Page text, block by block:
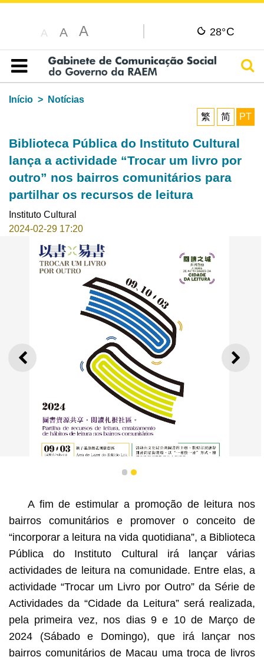
A A A 28°C
Índice
Início
Notícias
繁
简 PT
Biblioteca Pública do Instituto Cultural
lança a actividade “Trocar um livro por
outro” nos bairros comunitários para
partilhar os recursos de leitura
Instituto Cultural
2024-02-29 17:20
ANTERIOR
Biblioteca Pública do Instituto Cultural lança a actividade
“Trocar um livro por outro” nos bairros comunitários para
partilhar os recursos de leitura
1 2
A fim de estimular a promoção de leitura nos
bairros comunitários e promover o conceito de
“incorporar a leitura na vida quotidiana”, a Biblioteca
Pública do Instituto Cultural irá lançar várias
actividades de leitura na comunidade. Entre elas, a
actividade “Trocar um Livro por Outro” da Série de
Actividades da “Cidade da Leitura” será realizada,
pela primeira vez, nos dias 9 e 10 de Março de
2024 (Sábado e Domingo), que irá lançar nos
bairros comunitários de Macau uma troca de livros